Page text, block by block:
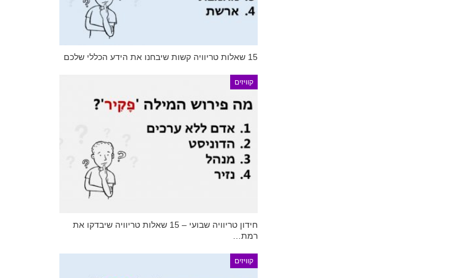
15 שאלות טריוויה קשות שיבחנו את הידע הכללי שלכם
קוויזים
חידון טריוויה שבועי – 15 שאלות טריוויה שיבדקו את
רמת…
קוויזים